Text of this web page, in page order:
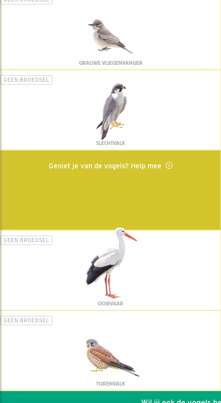
GRAUWE VLIEGENVANGER
GEEN BROEDSEL
SLECHTVALK
Geniet je van de vogels? Help mee
GEEN BROEDSEL
OOIEVAAR
GEEN BROEDSEL
TORENVALK